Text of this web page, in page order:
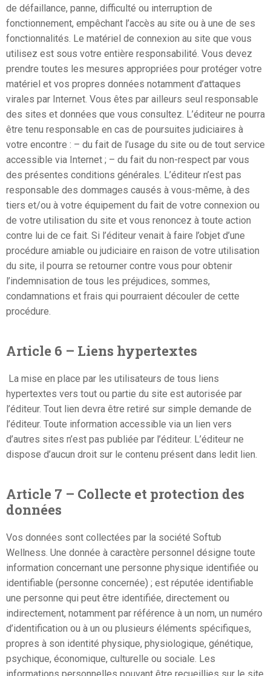
de défaillance, panne, difficulté ou interruption de
fonctionnement, empêchant l’accès au site ou à une de ses
fonctionnalités. Le matériel de connexion au site que vous
utilisez est sous votre entière responsabilité. Vous devez
prendre toutes les mesures appropriées pour protéger votre
matériel et vos propres données notamment d’attaques
virales par Internet. Vous êtes par ailleurs seul responsable
des sites et données que vous consultez. L’éditeur ne pourra
être tenu responsable en cas de poursuites judiciaires à
votre encontre : – du fait de l’usage du site ou de tout service
accessible via Internet ; – du fait du non-respect par vous
des présentes conditions générales. L’éditeur n’est pas
responsable des dommages causés à vous-même, à des
tiers et/ou à votre équipement du fait de votre connexion ou
de votre utilisation du site et vous renoncez à toute action
contre lui de ce fait. Si l’éditeur venait à faire l’objet d’une
procédure amiable ou judiciaire en raison de votre utilisation
du site, il pourra se retourner contre vous pour obtenir
l’indemnisation de tous les préjudices, sommes,
condamnations et frais qui pourraient découler de cette
procédure.
Article 6 – Liens hypertextes
La mise en place par les utilisateurs de tous liens
hypertextes vers tout ou partie du site est autorisée par
l’éditeur. Tout lien devra être retiré sur simple demande de
l’éditeur. Toute information accessible via un lien vers
d’autres sites n’est pas publiée par l’éditeur. L’éditeur ne
dispose d’aucun droit sur le contenu présent dans ledit lien.
Article 7 – Collecte et protection des
données
Vos données sont collectées par la société Softub
Wellness. Une donnée à caractère personnel désigne toute
information concernant une personne physique identifiée ou
identifiable (personne concernée) ; est réputée identifiable
une personne qui peut être identifiée, directement ou
indirectement, notamment par référence à un nom, un numéro
d’identification ou à un ou plusieurs éléments spécifiques,
propres à son identité physique, physiologique, génétique,
psychique, économique, culturelle ou sociale. Les